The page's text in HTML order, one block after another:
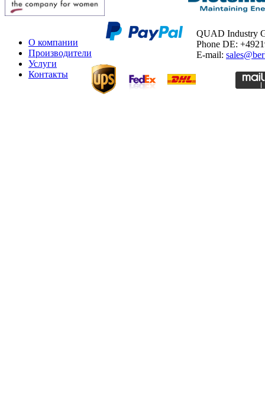
О компании
Производители
Услуги
Контакты
QUAD Industry
Phone DE:
E-mail: